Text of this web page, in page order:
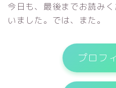
今日も、最後までお読み
いました。では、また。
プロフ